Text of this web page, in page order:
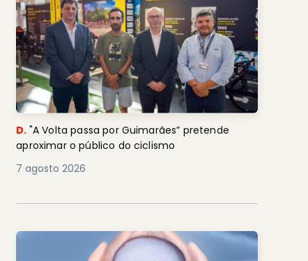
D. "A Volta passa por Guimarães” pretende
aproximar o público do ciclismo
7 agosto 2026